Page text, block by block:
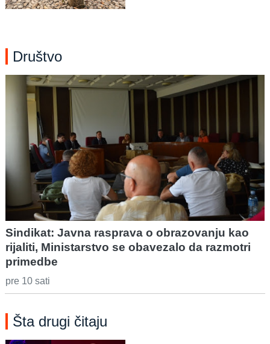
Društvo
Sindikat: Javna rasprava o obrazovanju kao
rijaliti, Ministarstvo se obavezalo da razmotri
primedbe
pre 10 sati
Šta drugi čitaju